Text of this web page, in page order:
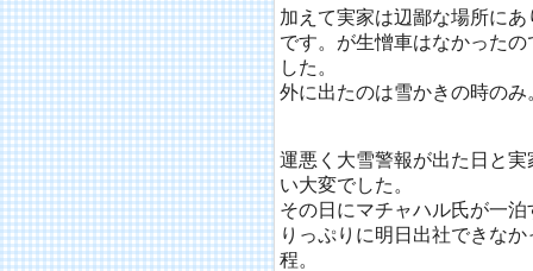
加えて実家は辺鄙な場所に
です。が生憎車はなかった
した。
外に出たのは雪かきの時のみ
運悪く大雪警報が出た日と
い大変でした。
その日にマチャハル氏が一
りっぷりに明日出社できな
程。